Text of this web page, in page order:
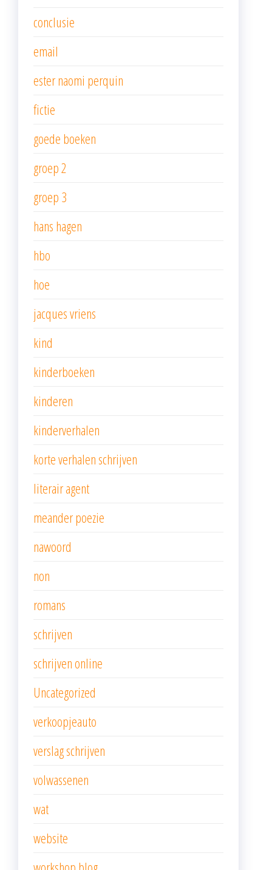
conclusie
email
ester naomi perquin
fictie
goede boeken
groep 2
groep 3
hans hagen
hbo
hoe
jacques vriens
kind
kinderboeken
kinderen
kinderverhalen
korte verhalen schrijven
literair agent
meander poezie
nawoord
non
romans
schrijven
schrijven online
Uncategorized
verkoopjeauto
verslag schrijven
volwassenen
wat
website